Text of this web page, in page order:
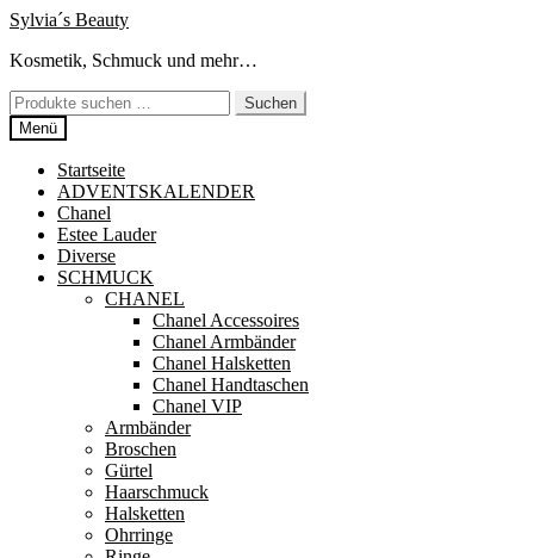
Zur
springen
Zum
springen
Sylvia´s Beauty
Kosmetik, Schmuck und mehr…
Suchen
nach:
Suchen
Menü
Startseite
ADVENTSKALENDER
Chanel
Estee Lauder
Diverse
SCHMUCK
CHANEL
Chanel Accessoires
Chanel Armbänder
Chanel Halsketten
Chanel Handtaschen
Chanel VIP
Armbänder
Broschen
Gürtel
Haarschmuck
Halsketten
Ohrringe